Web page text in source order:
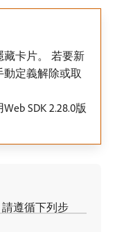
卡片。 若要新
定義解除或取
SDK 2.28.0版
遵循下列步